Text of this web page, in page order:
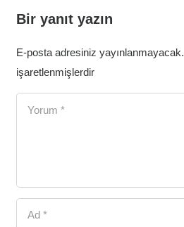
Bir yanıt yazın
E-posta adresiniz yayınlanmayacak.
işaretlenmişlerdir